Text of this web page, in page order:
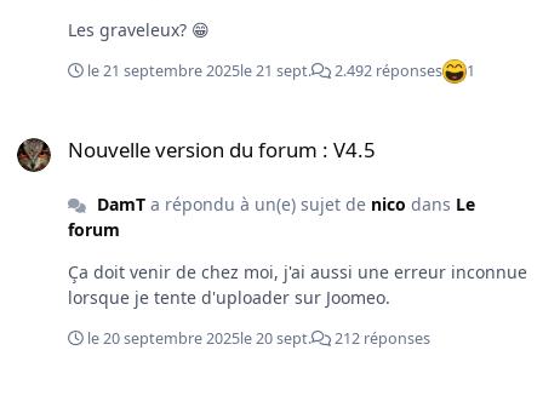
Les graveleux? 😁
le 21 septembre 2025le 21 sept. 2.492 réponses 1
Nouvelle version du forum : V4.5
DamTa répondu à un(e) sujet de nico dans Le
forum
Ça doit venir de chez moi, j'ai aussi une erreur inconnue
lorsque je tente d'uploader sur Joomeo.
le 20 septembre 2025le 20 sept. 212 réponses